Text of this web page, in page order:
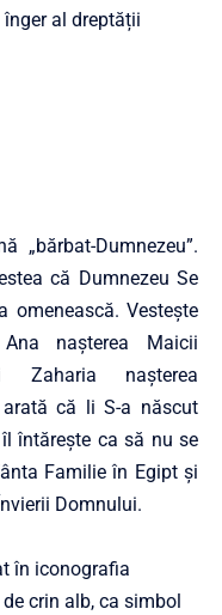
al dreptății
„bărbat-Dumnezeu”.
că Dumnezeu Se
omenească. Vestește
nașterea Maicii
nașterea
arată că li S-a născut
întărește ca să nu se
Familie în Egipt și
Domnului.
în iconografia
crin alb, ca simbol